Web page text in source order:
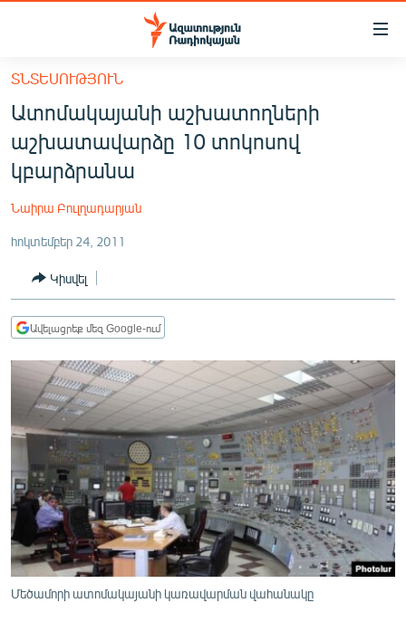
Մատչելիության
հիմնական
բովանդակությանը
Անցնել
հիմնական
մենյուին
ՔԱՂԱՔԱԿԱՆ
ՏՆՏԵՍՈՒԹՅՈՒՆ
ՂԱՐԱԲԱՂ
ՏԱՐԱԾԱՇՐՋԱՆ
ՄԻՋԱԶԳԱՅԻՆ
ՄՇԱԿՈՒՅԹ
ՍՊՈՐՏ
ՄԵԿՆԱԲԱՆՈՒԹՅՈՒՆ
ՏՏ ԵՒ ԻՆՏԵՐՆԵՏ
ՏՆՏԵՍՈՒԹՅՈՒՆ
Ատոմակայանի աշխատողների
աշխատավարձը 10 տոկոսով
կբարձրանա
Նաիրա Բուլղադարյան
հոկտեմբեր 24, 2011
Կիսվել
Ավելացրեք մեզ Google-ում
Մեծամորի ատոմակայանի կառավարման վահանակը